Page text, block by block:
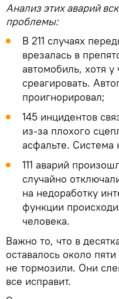
Анализ этих аварий
проблемы:
В 211 случаях
врезалась в
автомобиль, хотя
среагировать.
проигнорировал;
145 инцидентов
из-за плохого
асфальте. Система
111 аварий
случайно
на недоработку
функции
человека.
Важно то, что в
оставалось около
не тормозили. Они
все исправит.